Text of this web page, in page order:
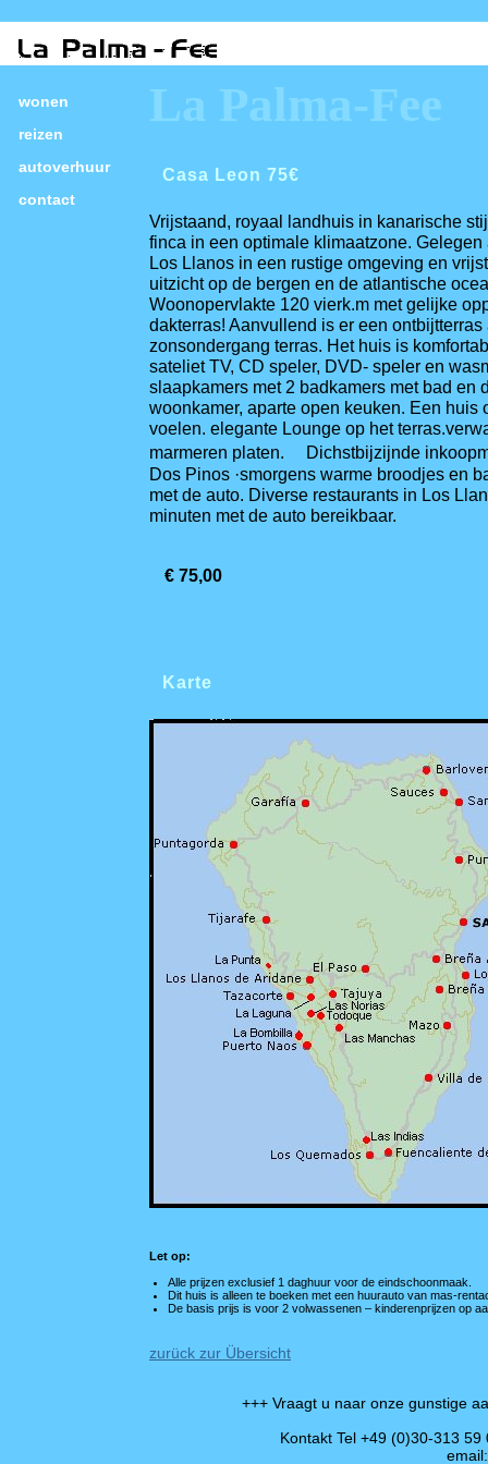
wonen
reizen
autoverhuur
contact
La Palma-Fee
Casa Leon 75€
Vrijstaand, royaal landhuis in kanarische
finca in een optimale klimaatzone. Gelegen
Los Llanos in een rustige omgeving en
uitzicht op de bergen en de atlantische
Woonopervlakte 120 vierk.m met gelijke
dakterras! Aanvullend is er een
zonsondergang terras. Het huis is
sateliet TV, CD speler, DVD- speler en
slaapkamers met 2 badkamers met bad en
woonkamer, aparte open keuken. Een huis
voelen. elegante Lounge op het
marmeren platen. Dichstbijzijnde
Dos Pinos ·smorgens warme broodjes en
met de auto. Diverse restaurants in Los
minuten met de auto bereikbaar.
€ 75,00
Karte
Let op:
Alle prijzen exclusief 1 daghuur voor de eindschoonmaak.
Dit huis is alleen te boeken met een huurauto van mas-
De basis prijs is voor 2 volwassenen – kinderenprijzen op
zurück zur Übersicht
+++ Vraagt u naar onze gunstige
Kontakt Tel +49 (0)30-313